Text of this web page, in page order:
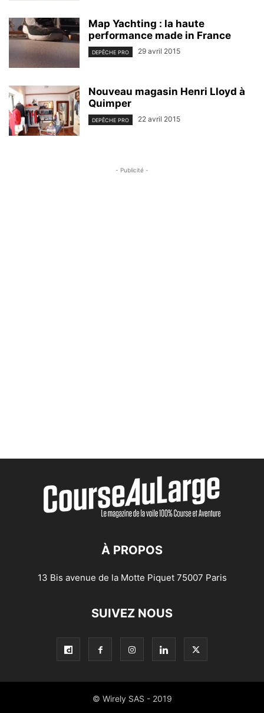
Map Yachting : la haute
performance made in France
DEPÊCHE PRO 29 avril 2015
Nouveau magasin Henri Lloyd à
Quimper
DEPÊCHE PRO 22 avril 2015
- Publicité -
À PROPOS
13 Bis avenue de la Motte Piquet 75007 Paris
SUIVEZ NOUS
© Wirely SAS - 2019